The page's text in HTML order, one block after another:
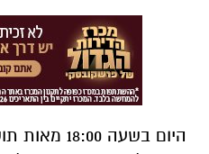
היום בשעה